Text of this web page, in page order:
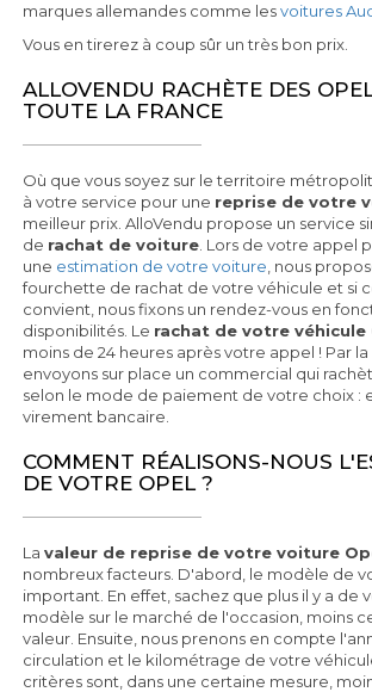
marques allemandes comme lesvoitures
Vous en tirerez à coup sûr un très bon prix.
ALLOVENDU RACHÈTE DES
TOUTE LA FRANCE
Où que vous soyez sur le territoire
à votre service pour une reprise de votre
meilleur prix. AlloVendu propose un service
de rachat de voiture . Lors de votre appel
une estimation de votre voiture , nous
fourchette de rachat de votre véhicule et si
convient, nous fixons un rendez-vous en
disponibilités. Le rachat de votre véhicule
moins de 24 heures après votre appel ! Par la
envoyons sur place un commercial qui
selon le mode de paiement de votre choix :
virement bancaire.
COMMENT RÉALISONS-NOUS
DE VOTRE OPEL ?
Lavaleur de reprise de votre voiture
nombreux facteurs. D'abord, le modèle de
important. En effet, sachez que plus il y a de
modèle sur le marché de l'occasion, moins
valeur. Ensuite, nous prenons en compte
circulation et le kilométrage de votre
critères sont, dans une certaine mesure,